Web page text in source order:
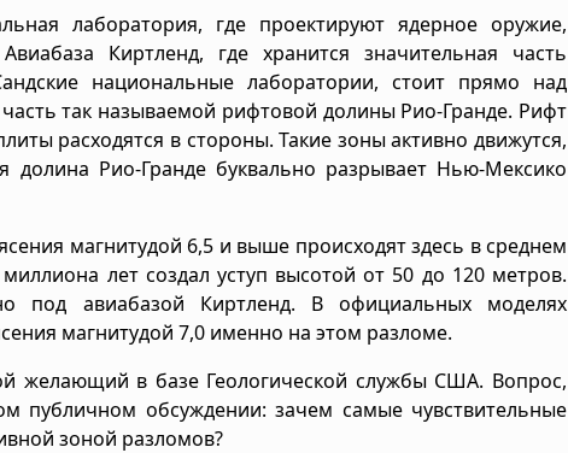
лаборатория, где проектируют ядерное оружие,
Киртленд, где хранится значительная часть
национальные лаборатории, стоит прямо над
так называемой рифтовой долины Рио-Гранде. Рифт
расходятся в стороны. Такие зоны активно движутся,
долина Рио-Гранде буквально разрывает Нью-Мексико
магнитудой 6,5 и выше происходят здесь в среднем
лет создал уступ высотой от 50 до 120 метров.
под авиабазой Киртленд. В официальных моделях
магнитудой 7,0 именно на этом разломе.
желающий в базе Геологической службы США. Вопрос,
публичном обсуждении: зачем самые чувствительные
зоной разломов?